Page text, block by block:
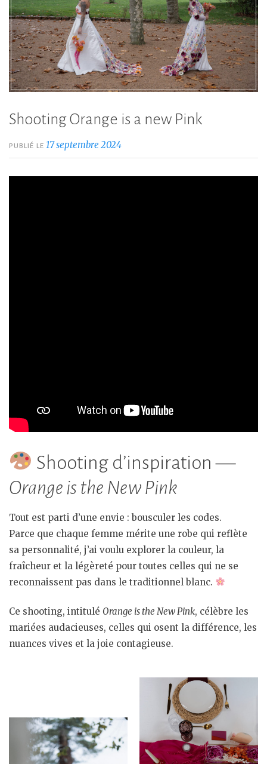
Shooting Orange is a new Pink
PUBLIÉ LE 17 septembre 2024
Shooting d’inspiration —
Orange is the New Pink
Tout est parti d’une envie : bousculer les codes.
Parce que chaque femme mérite une robe qui reflète
sa personnalité, j’ai voulu explorer la couleur, la
fraîcheur et la légèreté pour toutes celles qui ne se
reconnaissent pas dans le traditionnel blanc.
Ce shooting, intitulé Orange is the New Pink, célèbre les
mariées audacieuses, celles qui osent la différence, les
nuances vives et la joie contagieuse.